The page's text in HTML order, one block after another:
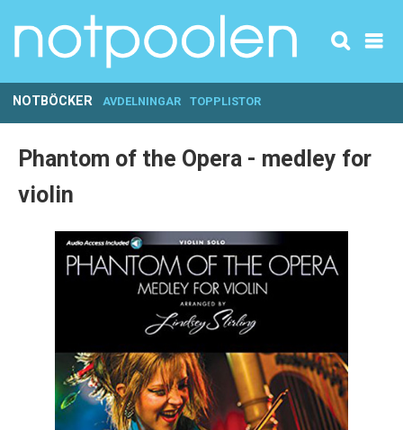
NOTBÖCKER AVDELNINGAR TOPPLISTOR
Phantom of the Opera - medley for
violin